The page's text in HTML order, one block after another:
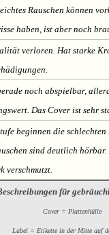
Rauschen können
haben, ist aber noch
verloren. Hat starke
noch abspielbar,
Das Cover ist sehr
beginnen die
sind deutlich
verschmutzt.
für
Cover = Plattenhülle
Label = Etikette in der Mitte auf